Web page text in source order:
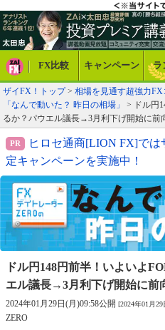
FX比較 キャンペーン ラ
ザイFX！トップ> 相場を見通す超強力FX
「なんで動いた？ 昨日の相場」
> ドル円
るか？パウエル議長→3月利下げ開始に前
ヒロセ通商[LION FX]で
定キャンペーンを実施中！
ドル円148円前半！いよいよ
エル議長→3月利下げ開始に前
2024年01月29日(月)09:58公開 [2024年01月
ZERO